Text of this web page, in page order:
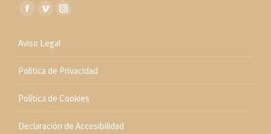
Encuéntranos en:
Facebook
opens
new
window
Vimeo
opens
new
window
Instagram
new
window
Aviso Legal
Politica de Privacidad
Política de Cookies
Declaración de Accesibilidad